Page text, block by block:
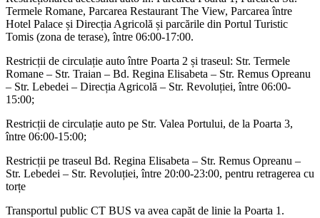
Termele Romane, Parcarea Restaurant The View, Parcarea între
Hotel Palace și Direcția Agricolă și parcările din Portul Turistic
Tomis (zona de terase), între 06:00-17:00.
Restricții de circulație auto între Poarta 2 și traseul: Str. Termele
Romane – Str. Traian – Bd. Regina Elisabeta – Str. Remus Opreanu
– Str. Lebedei – Direcția Agricolă – Str. Revoluției, între 06:00-
15:00;
Restricții de circulație auto pe Str. Valea Portului, de la Poarta 3,
între 06:00-15:00;
Restricții pe traseul Bd. Regina Elisabeta – Str. Remus Opreanu –
Str. Lebedei – Str. Revoluției, între 20:00-23:00, pentru retragerea cu
torțe
Transportul public CT BUS va avea capăt de linie la Poarta 1.